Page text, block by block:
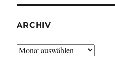
ARCHIV
Archiv